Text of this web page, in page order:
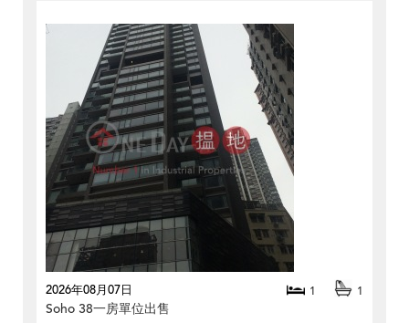
2026年08月07日 1 1
Soho 38一房單位出售